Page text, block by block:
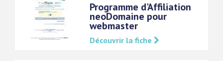
Programme d'Affiliation
neoDomaine pour
webmaster
Découvrir la fiche